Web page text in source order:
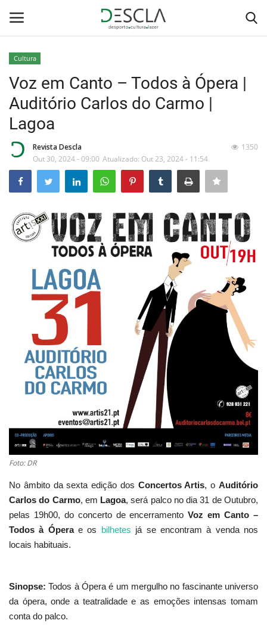
Home
...by Descla
Desporto
Sobre Nós
Estatuto Editorial
Ficha técnica
Cultura
Ambiente
Cultura
Voz em Canto – Todos à Ópera |
Auditório Carlos do Carmo |
Lagoa
Revista Descla
Out 30, 2024 - 09:00 Atualizado: Out 23, 2024 - 11:54
1350
Foto: DR
No âmbito da sexta edição dos Concertos Artis, oAuditório
Carlos do Carmo, em Lagoa, será palco no dia 31 de Outubro,
pelas 19h00, do concerto de encerramentoVoz em Canto –
Todos à Óperae os bilhetes já se encontram à venda nos
locais habituais.
Sinopse: Todos à Ópera é um mergulho no fascinante universo
da ópera, onde a teatralidade e as emoções intensas tomam
conta do palco.